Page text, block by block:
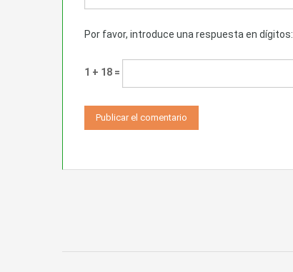
Por favor, introduce una respuesta en dígitos:
1 + 18 =